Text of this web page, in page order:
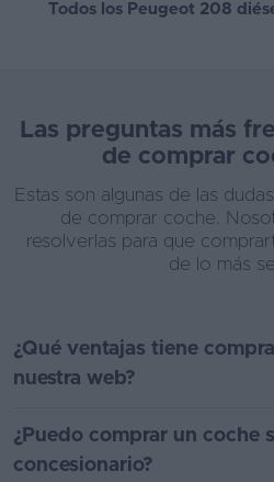
Todos los Peugeot 208
Las preguntas más
de comprar
Estas son algunas de las
de comprar coche.
resolverlas para que
de lo más
¿Qué ventajas tiene
nuestra web?
¿Puedo comprar un coche
concesionario?